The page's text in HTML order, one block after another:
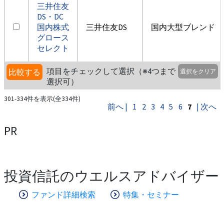
三井住友
DS・DC
国内株式
グロース
セレクト
三井住友DS 国内大型ブレンド
比較する
項目をチェックして選択（※4つまで
選択可）
選択をクリア
301-334件を表示(全334件)
前へ | 1 2 3 4 5 6 7 | 次へ
PR
投資信託のウエルスアドバイザー
ファンド詳細検索
特集・セミナー